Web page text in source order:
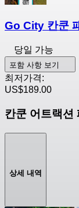
Go City 칸쿤
당일 가능
포함 사항 보기
최저가격:
US$189.00
칸쿤 어트랙션
상세 내역